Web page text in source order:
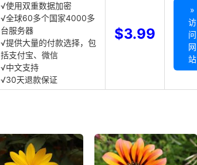
√使用双重数据加密
√全球60多个国家4000多
台服务器
√提供大量的付款选择，包
括支付宝、微信
√中文支持
√30天退款保证
$3.99
»
访
问
网
站